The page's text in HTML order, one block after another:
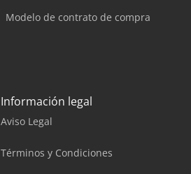
Modelo de contrato de compra
Información legal
Aviso Legal
Términos y Condiciones